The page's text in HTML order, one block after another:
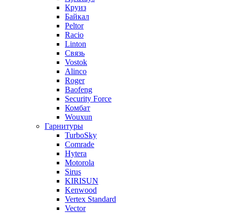
Круиз
Байкал
Peltor
Racio
Linton
Связь
Vostok
Alinco
Roger
Baofeng
Security Force
Комбат
Wouxun
Гарнитуры
TurboSky
Comrade
Hytera
Motorola
Sirus
KIRISUN
Kenwood
Vertex Standard
Vector